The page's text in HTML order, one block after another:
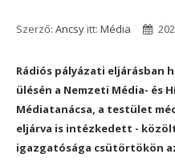
Szerző: Ancsy itt: Média
Rádiós pályázati eljárásban
ülésén a Nemzeti Média- és
Médiatanácsa, a testület
eljárva is intézkedett -
igazgatósága csütörtökön